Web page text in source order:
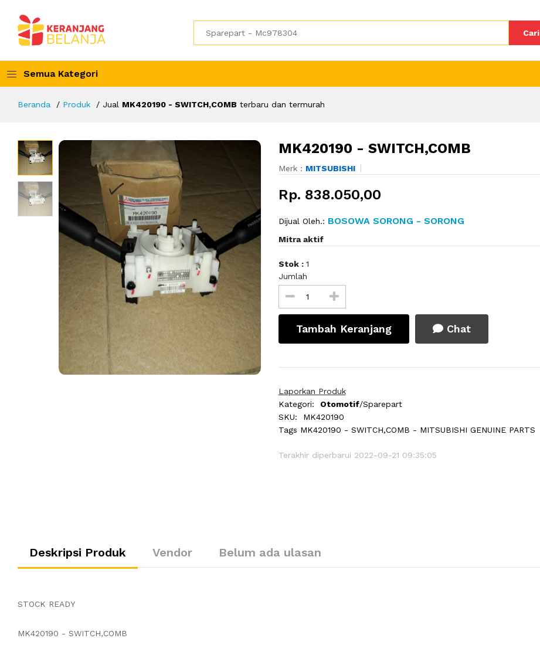
Cari
Semua Kategori
Beranda Produk Jual MK420190 - SWITCH,COMB terbaru dan termurah
MK420190 - SWITCH,COMB
Merk : MITSUBISHI
Rp. 838.050,00
Dijual Oleh.: BOSOWA SORONG - SORONG
Mitra aktif
Stok : 1
Jumlah
Tambah Keranjang Chat
Laporkan Produk
Kategori:
Otomotif/Sparepart
SKU:
MK420190
Tags MK420190 - SWITCH,COMB - MITSUBISHI GENUINE PARTS
Terakhir diperbarui 2022-09-21 09:35:05
Deskripsi Produk Vendor Belum ada ulasan
STOCK READY
MK420190 - SWITCH,COMB